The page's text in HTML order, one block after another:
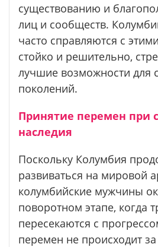
существованию и
лиц и сообществ.
часто справляются с
стойко и решительно,
лучшие возможности для
поколений.
Принятие перемен при
наследия
Поскольку Колумбия
развиваться на мировой
колумбийские мужчины
поворотном этапе, когда
пересекаются с
перемен не происходит за